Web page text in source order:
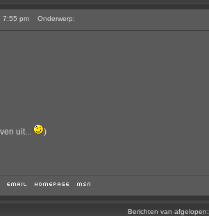
7:55 pm Onderwerp:
uit...
)
Berichten van afgelopen: